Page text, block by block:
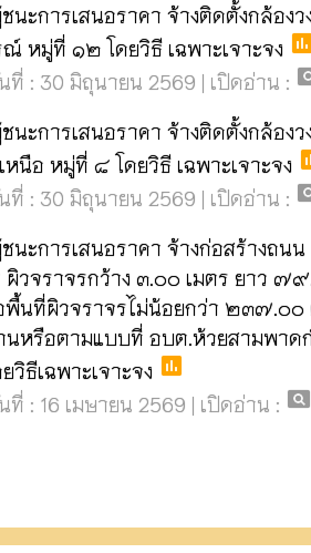
นะการเสนอราคา จ้างติดตั้งกล้อง
หมู่ที่ ๑๒ โดยวิธี เฉพาะเจาะจง poll
ที่ : 30 มิถุนายน 2569 | เปิดอ่าน :
นะการเสนอราคา จ้างติดตั้งกล้อง
หนือ หมู่ที่ ๘ โดยวิธี เฉพาะเจาะจง
ที่ : 30 มิถุนายน 2569 | เปิดอ่าน :
นะการเสนอราคา จ้างก่อสร้างถน
ผิวจราจรกว้าง ๓.๐๐ เมตร ยาว ๗
พื้นที่ผิวจราจรไม่น้อยกว่า ๒๓๗.๐๐
หรือตามแบบที่ อบต.ห้วยสามพาด
วิธีเฉพาะเจาะจง poll
ที่ : 16 เมษายน 2569 | เปิดอ่าน : pageview